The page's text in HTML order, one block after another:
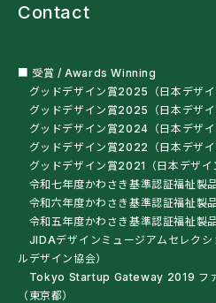
ペットボトルオープナー
ニュース
会社概要
Contact
■ 受賞 / Awards Winning
グッドデザイン賞2025（日本デザイ
グッドデザイン賞2025（日本デザイ
グッドデザイン賞2024（日本デザイ
グッドデザイン賞2022（日本デザイ
グッドデザイン賞2021（日本デザイ
令和七年度かわさき基準認証福祉製品
令和六年度かわさき基準認証福祉製品
令和五年度かわさき基準認証福祉製品
JIDAデザインミュージアムセレク
ルデザイン協会）
Tokyo Startup Gateway 2019 ファ
（東京都）